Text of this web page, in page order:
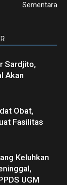
Sementara
Sardjito,
Akan
Obat,
Fasilitas
Keluhkan
UGM